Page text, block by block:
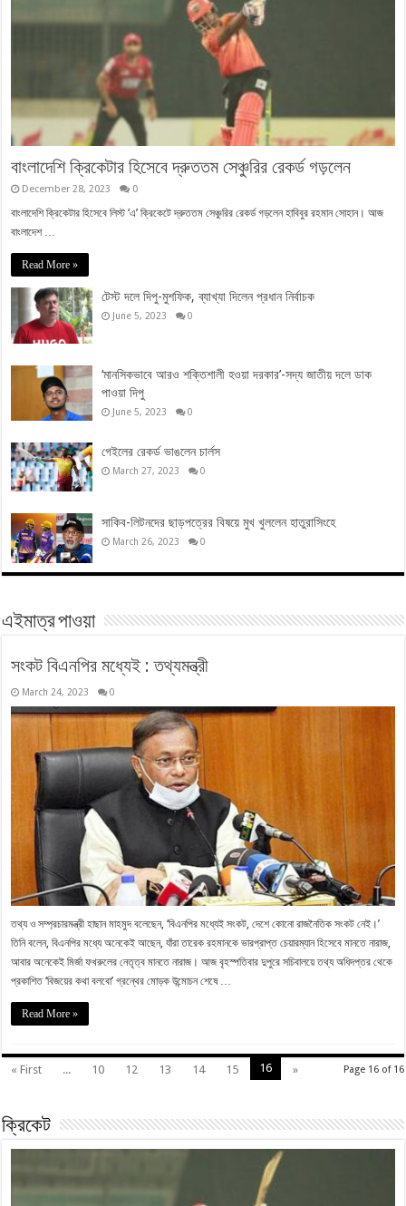
বাংলাদেশি ক্রিকেটার হিসেবে দ্রুততম সেঞ্চুরির রেকর্ড গড়লেন
December 28, 2023 0
বাংলাদেশি ক্রিকেটার হিসেবে লিস্ট ‘এ’ ক্রিকেটে দ্রুততম সেঞ্চুরির রেকর্ড গড়লেন হাবিবুর রহমান সোহান। আজ
বাংলাদেশ …
Read More »
টেস্ট দলে দিপু-মুশফিক, ব্যাখ্যা দিলেন প্রধান নির্বাচক
June 5, 2023 0
‘মানসিকভাবে আরও শক্তিশালী হওয়া দরকার’-সদ্য জাতীয় দলে ডাক
পাওয়া দিপু
June 5, 2023 0
গেইলের রেকর্ড ভাঙলেন চার্লস
March 27, 2023 0
সাকিব-লিটনদের ছাড়পত্রের বিষয়ে মুখ খুললেন হাতুরাসিংহে
March 26, 2023 0
এইমাত্র পাওয়া
সংকট বিএনপির মধ্যেই : তথ্যমন্ত্রী
March 24, 2023 0
তথ্য ও সম্প্রচারমন্ত্রী হাছান মাহমুদ বলেছেন, ‘বিএনপির মধ্যেই সংকট, দেশে কোনো রাজনৈতিক সংকট নেই।’
তিনি বলেন, বিএনপির মধ্যে অনেকেই আছেন, যাঁরা তারেক রহমানকে ভারপ্রাপ্ত চেয়ারম্যান হিসেবে মানতে নারাজ,
আবার অনেকেই মির্জা ফখরুলের নেতৃত্ব মানতে নারাজ। আজ বৃহস্পতিবার দুপুরে সচিবালয়ে তথ্য অধিদপ্তর থেকে
প্রকাশিত ‘বিজয়ের কথা বলবো’ গ্রন্থের মোড়ক উন্মোচন শেষে …
Read More »
Page 16 of 16
« First ... 10 12 13 14 15 16 »
ক্রিকেট